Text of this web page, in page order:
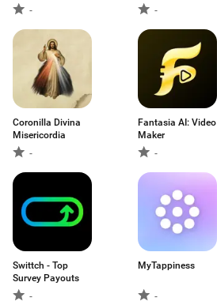
-
-
Coronilla Divina
Misericordia
-
Fantasia AI: Video
Maker
-
Swittch - Top
Survey Payouts
-
MyTappiness
-